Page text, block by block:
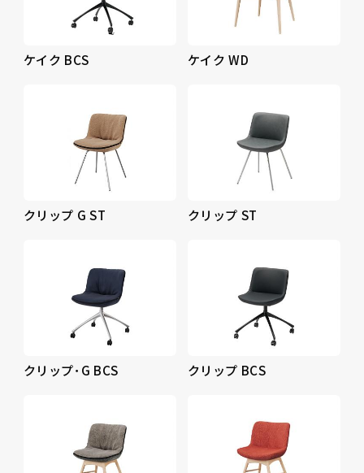
ケイク BCS ケイク WD
クリップ G ST クリップ ST
クリップ･G BCS クリップ BCS